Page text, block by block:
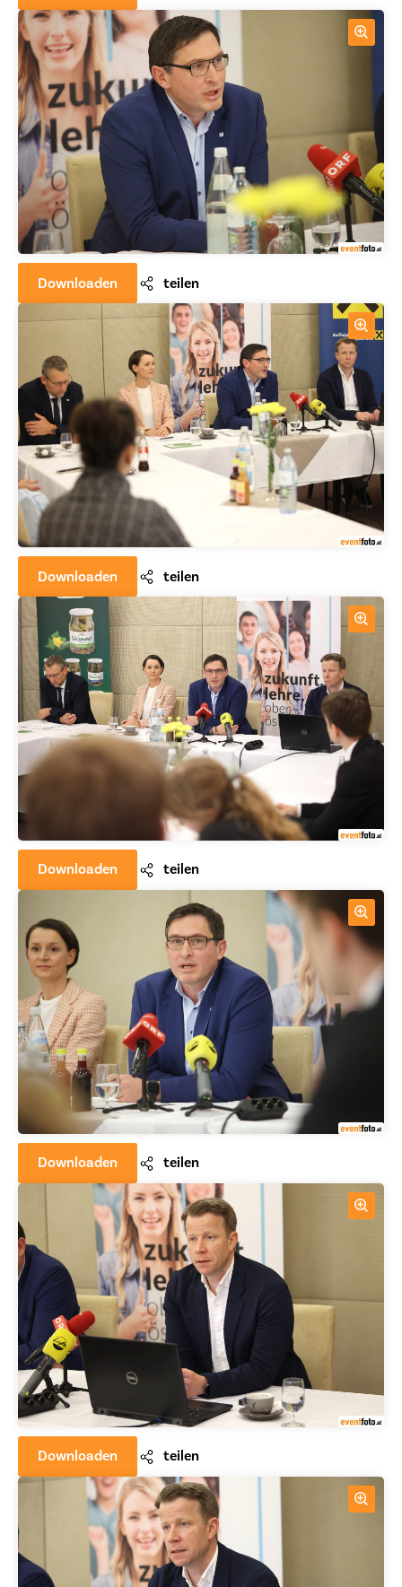
Downloaden teilen
Downloaden teilen
Downloaden teilen
Downloaden teilen
Downloaden teilen